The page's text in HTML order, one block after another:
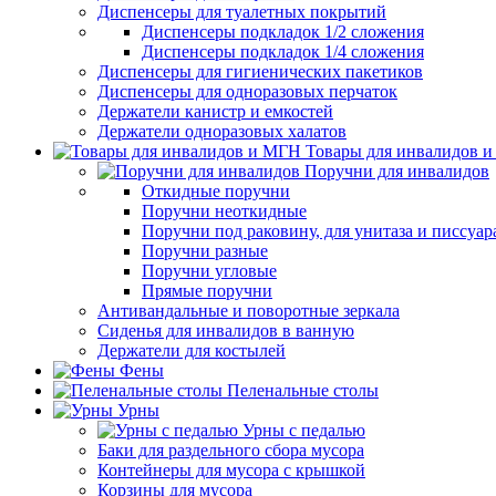
Диспенсеры для туалетных покрытий
Диспенсеры подкладок 1/2 сложения
Диспенсеры подкладок 1/4 сложения
Диспенсеры для гигиенических пакетиков
Диспенсеры для одноразовых перчаток
Держатели канистр и емкостей
Держатели одноразовых халатов
Товары для инвалидов
Поручни для инвалидов
Откидные поручни
Поручни неоткидные
Поручни под раковину, для унитаза и
Поручни разные
Поручни угловые
Прямые поручни
Антивандальные и поворотные зеркала
Сиденья для инвалидов в ванную
Держатели для костылей
Фены
Пеленальные столы
Урны
Урны с педалью
Баки для раздельного сбора мусора
Контейнеры для мусора с крышкой
Корзины для мусора